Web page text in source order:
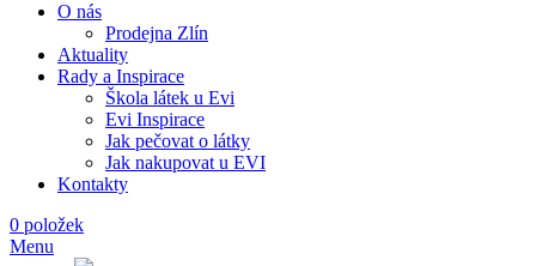
O nás
Prodejna Zlín
Aktuality
Rady a Inspirace
Škola látek u Evi
Evi Inspirace
Jak pečovat o látky
Jak nakupovat u EVI
Kontakty
0 položek
Menu